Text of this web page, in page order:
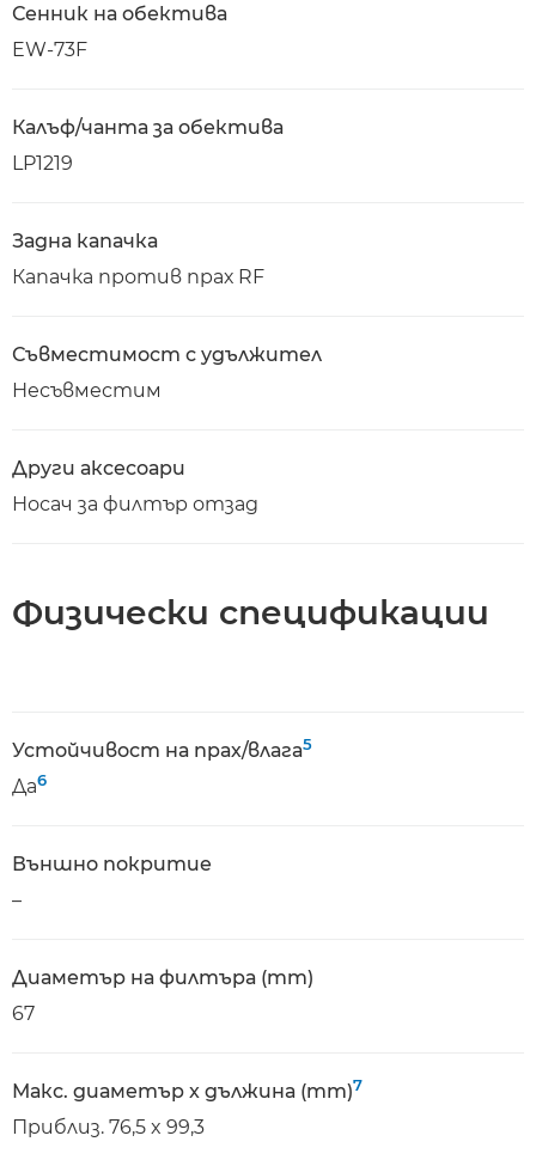
Сенник на обектива
EW-73F
Калъф/чанта за обектива
LP1219
Задна капачка
Капачка против прах RF
Съвместимост с удължител
Несъвместим
Други аксесоари
Носач за филтър отзад
Физически спецификации
Устойчивост на прах/влага5
Да6
Външно покритие
–
Диаметър на филтъра (mm)
67
Макс. диаметър x дължина (mm)7
Приблиз. 76,5 x 99,3